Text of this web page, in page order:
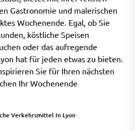
Gastronomie und malerischen
Wochenende. Egal, ob Sie
köstliche Speisen
oder das aufregende
hat für jeden etwas zu bieten.
Sie für Ihren nächsten
Ihr Wochenende
Verkehrsmittel In Lyon